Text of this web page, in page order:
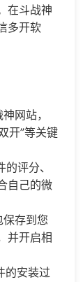
在斗战神
多开软
网站，
开”等关键
评分、
自己的微
保存到您
并开启相
的安装过